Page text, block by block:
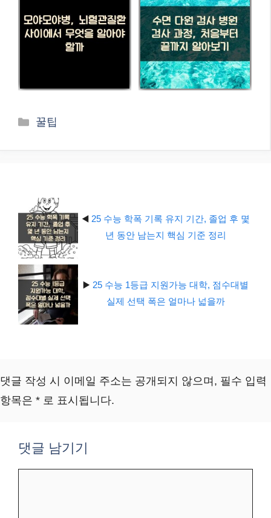
카
꿀팁
◀️ 25 수능 학폭 기록 유지 기간, 졸업 후 몇
년 동안 남는지 핵심 기준 정리
▶️ 25 수능 1등급 지원가능 대학, 점수대별
실제 선택 폭은 얼마나 넓을까
댓글 작성 시 이메일 주소는 공개되지 않으며, 필수 입력
항목은 * 로 표시됩니다.
댓글 남기기